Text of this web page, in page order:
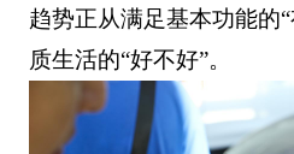
趋势正从满足基本功能的
质生活的“好不好”。